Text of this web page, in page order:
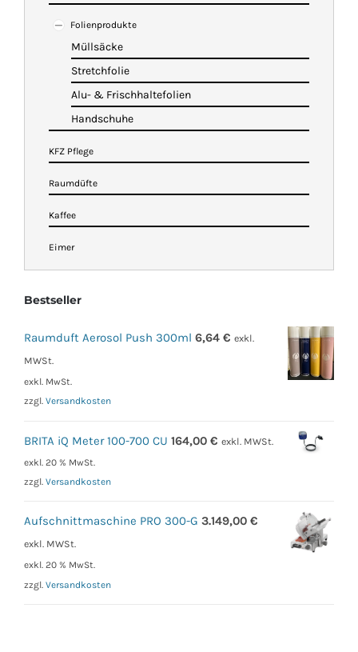
Folienprodukte
Müllsäcke
Stretchfolie
Alu- & Frischhaltefolien
Handschuhe
KFZ Pflege
Raumdüfte
Kaffee
Eimer
Bestseller
Raumduft Aerosol Push 300ml 6,64 € exkl.
MWSt.
exkl. MwSt.
zzgl. Versandkosten
BRITA iQ Meter 100-700 CU 164,00 € exkl. MWSt.
exkl. 20 % MwSt.
zzgl. Versandkosten
Aufschnittmaschine PRO 300-G 3.149,00 €
exkl. MWSt.
exkl. 20 % MwSt.
zzgl. Versandkosten